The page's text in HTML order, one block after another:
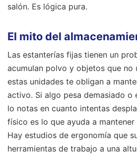
salón. Es lógica pura.
El mito del
Las estanterías fijas tienen un
acumulan polvo y objetos que no
estas unidades te obligan a
activo. Si algo pesa demasiado o
lo notas en cuanto intentas
físico es lo que ayuda a
Hay estudios de ergonomía que
herramientas de trabajo a una